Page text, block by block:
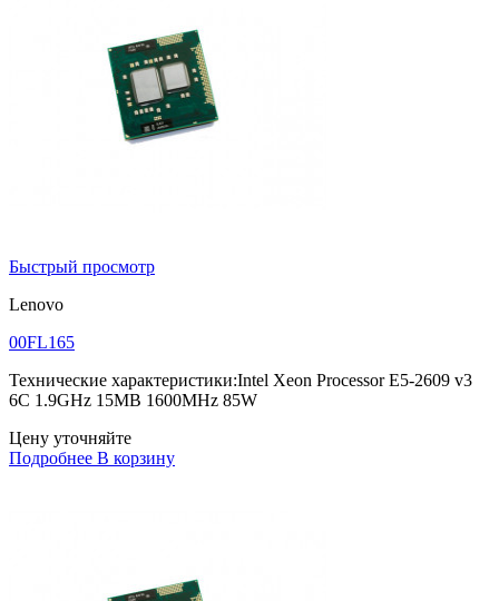
Быстрый просмотр
Lenovo
00FL165
Технические характеристики:Intel Xeon Processor E5-2609 v3
6C 1.9GHz 15MB 1600MHz 85W
Цену уточняйте
Подробнее В корзину